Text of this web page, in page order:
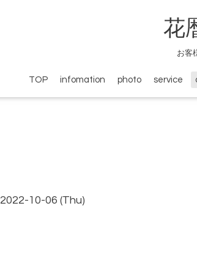
花
お客
TOP infomation photo service
2022-10-06 (Thu)